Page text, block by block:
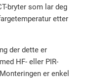
bryter som lar deg
etter
der dette er
HF- eller PIR-
er enkel